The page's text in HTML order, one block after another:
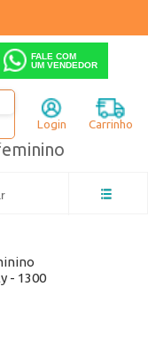
FALE COM
UM VENDEDOR
Login Carrinho
- 1300